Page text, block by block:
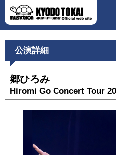
公演詳細
郷ひろみ
Hiromi Go Concert Tour